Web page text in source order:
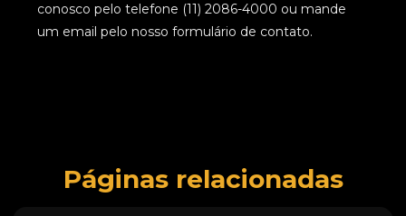
conosco pelo telefone (11) 2086-4000 ou mande
um email pelo nosso formulário de contato.
Páginas relacionadas